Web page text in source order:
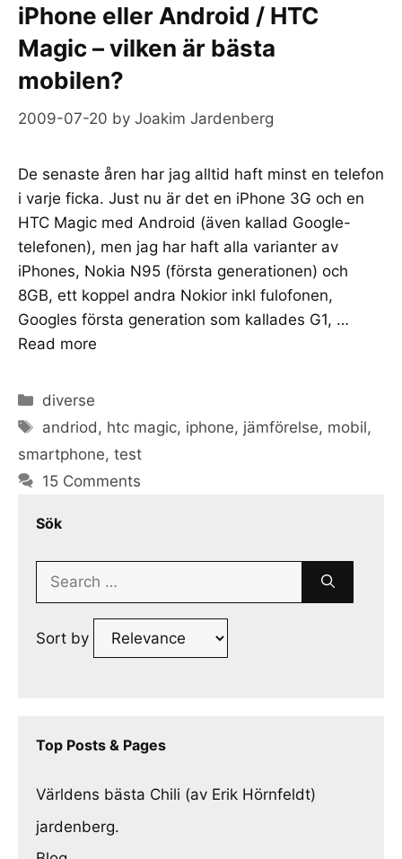
iPhone eller Android / HTC
Magic – vilken är bästa
mobilen?
2009-07-20 by Joakim Jardenberg
De senaste åren har jag alltid haft minst en telefon
i varje ficka. Just nu är det en iPhone 3G och en
HTC Magic med Android (även kallad Google-
telefonen), men jag har haft alla varianter av
iPhones, Nokia N95 (första generationen) och
8GB, ett koppel andra Nokior inkl fulofonen,
Googles första generation som kallades G1, …
Read more
Categories
diverse
Tags
andriod , htc magic, iphone, jämförelse, mobil,
smartphone, test
15 Comments
Sök
Search
Sort by
Top Posts & Pages
Världens bästa Chili (av Erik Hörnfeldt)
jardenberg.